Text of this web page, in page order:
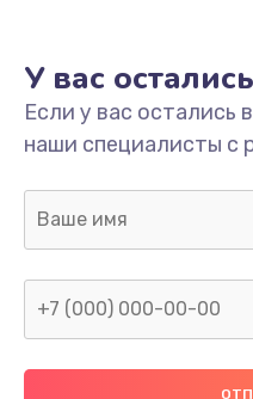
У вас
Если у вас остались
наши специалисты с